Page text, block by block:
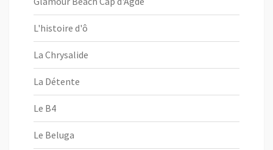
L'histoire d'ô
La Chrysalide
La Détente
Le B4
Le Beluga